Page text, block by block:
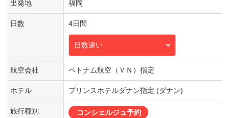
出発地 福岡
日数 4日間
日数違い
航空会社 ベトナム航空（ＶＮ）指定
ホテル プリンスホテルダナン指定 (ダナン)
旅行種別 コンシェルジュ予約